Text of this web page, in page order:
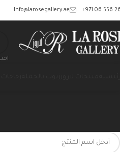
‎+971 06 556
Info@larosegallery.ae